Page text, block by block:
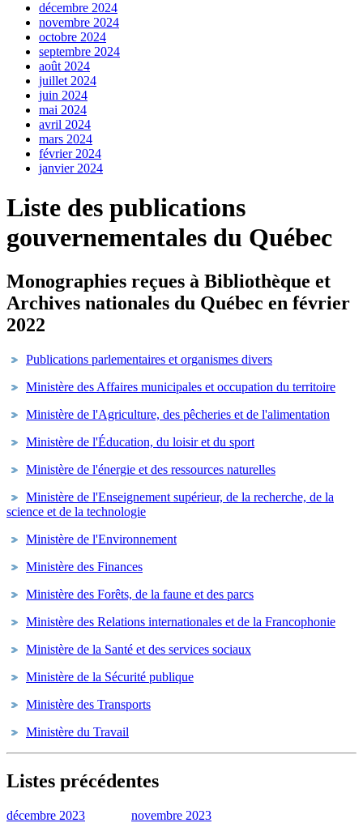
décembre 2024
novembre 2024
octobre 2024
septembre 2024
août 2024
juillet 2024
juin 2024
mai 2024
avril 2024
mars 2024
février 2024
janvier 2024
Liste des publications
gouvernementales du Québec
Monographies reçues à Bibliothèque et
Archives nationales du Québec en février
2022
Publications parlementaires et organismes divers
Ministère des Affaires municipales et occupation du territoire
Ministère de l'Agriculture, des pêcheries et de l'alimentation
Ministère de l'Éducation, du loisir et du sport
Ministère de l'énergie et des ressources naturelles
Ministère de l'Enseignement supérieur, de la recherche, de la
science et de la technologie
Ministère de l'Environnement
Ministère des Finances
Ministère des Forêts, de la faune et des parcs
Ministère des Relations internationales et de la Francophonie
Ministère de la Santé et des services sociaux
Ministère de la Sécurité publique
Ministère des Transports
Ministère du Travail
Listes précédentes
décembre 2023
novembre 2023